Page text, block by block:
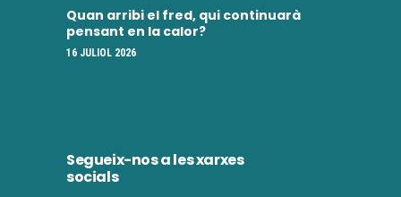
Quan arribi el fred, qui continuarà
pensant en la calor?
16 JULIOL 2026
Segueix-nos a les xarxes
socials